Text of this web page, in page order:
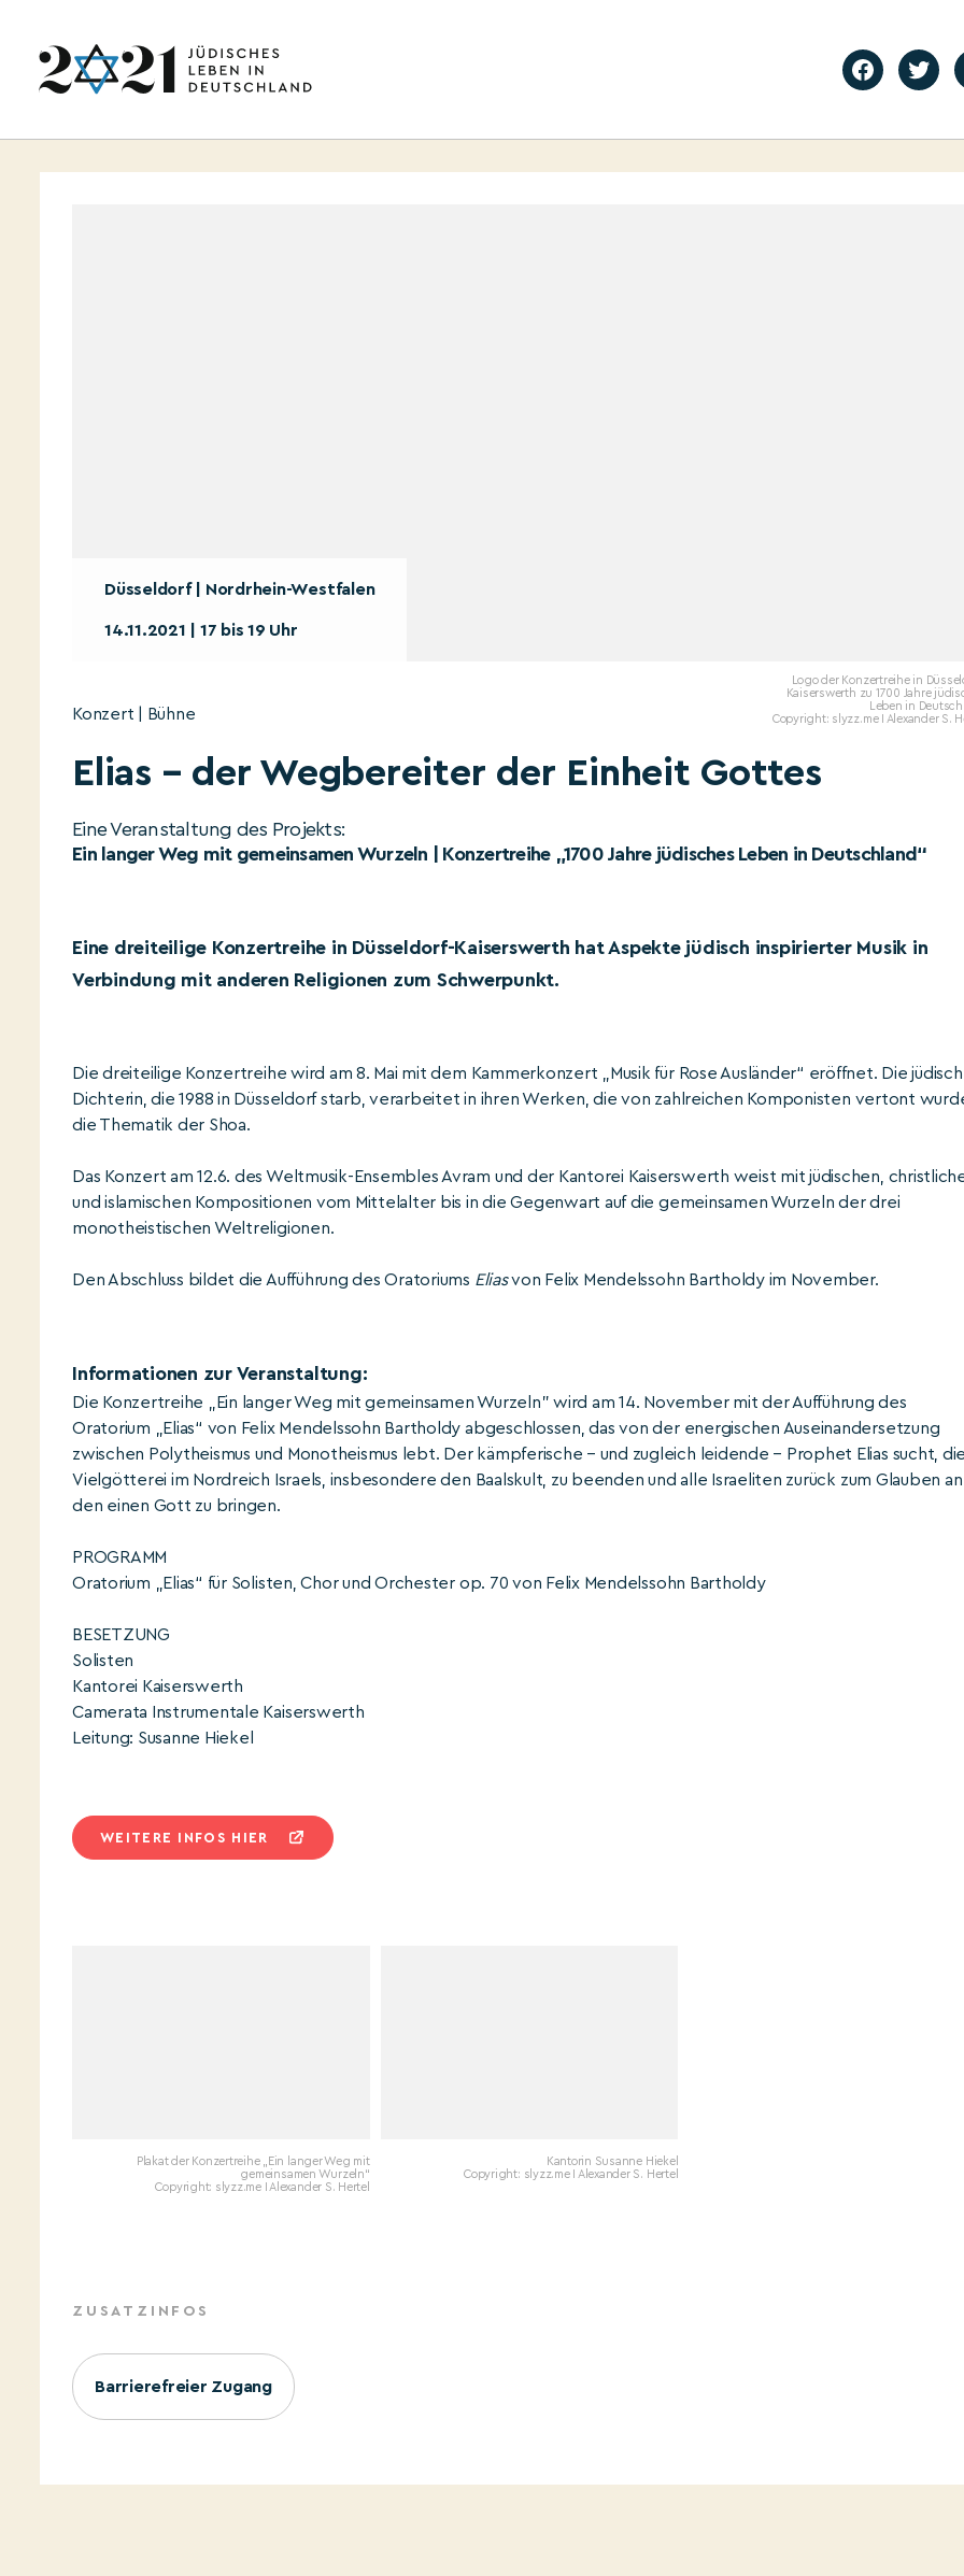
Düsseldorf | Nordrhein-Westfalen
14.11.2021 | 17 bis 19 Uhr
Logo der Konzertreihe in
Kaiserswerth zu 1700 Jahre
Leben in
Copyright: slyzz.me I Alexander S.
Konzert | Bühne
Elias – der Wegbereiter der Einheit Gottes
Eine Veranstaltung des Projekts:
Ein langer Weg mit gemeinsamen Wurzeln | Konzertreihe „1700 Jahre jüdisches Leben in Deutschland“
Eine dreiteilige Konzertreihe in Düsseldorf-Kaiserswerth hat Aspekte jüdisch inspirierter Musik in
Verbindung mit anderen Religionen zum Schwerpunkt.
Die dreiteilige Konzertreihe wird am 8. Mai mit dem Kammerkonzert „Musik für Rose Ausländer“ eröffnet. Die
Dichterin, die 1988 in Düsseldorf starb, verarbeitet in ihren Werken, die von zahlreichen Komponisten vertont
die Thematik der Shoa.
Das Konzert am 12.6. des Weltmusik-Ensembles Avram und der Kantorei Kaiserswerth weist mit jüdischen,
und islamischen Kompositionen vom Mittelalter bis in die Gegenwart auf die gemeinsamen Wurzeln der drei
monotheistischen Weltreligionen.
Den Abschluss bildet die Aufführung des Oratoriums Eliasvon Felix Mendelssohn Bartholdy im November.
Informationen zur Veranstaltung:
Die Konzertreihe „Ein langer Weg mit gemeinsamen Wurzeln" wird am 14. November mit der Aufführung des
Oratorium „Elias“ von Felix Mendelssohn Bartholdy abgeschlossen, das von der energischen Auseinandersetzung
zwischen Polytheismus und Monotheismus lebt. Der kämpferische – und zugleich leidende – Prophet Elias sucht,
Vielgötterei im Nordreich Israels, insbesondere den Baalskult, zu beenden und alle Israeliten zurück zum Glauben an
den einen Gott zu bringen.
PROGRAMM
Oratorium „Elias“ für Solisten, Chor und Orchester op. 70 von Felix Mendelssohn Bartholdy
BESETZUNG
Solisten
Kantorei Kaiserswerth
Camerata Instrumentale Kaiserswerth
Leitung: Susanne Hiekel
WEITERE INFOS HIER
Plakat der Konzertreihe „Ein langer Weg mit
gemeinsamen Wurzeln“
Copyright: slyzz.me I Alexander S. Hertel
Kantorin Susanne Hiekel
Copyright: slyzz.me I Alexander S. Hertel
ZUSATZINFOS
Barrierefreier Zugang